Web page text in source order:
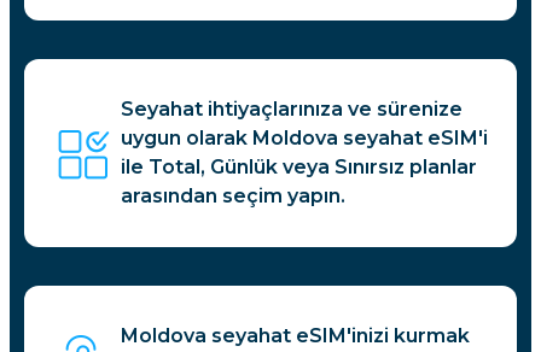
Seyahat ihtiyaçlarınıza ve sürenize
uygun olarak Moldova seyahat eSIM'i
ile Total, Günlük veya Sınırsız planlar
arasından seçim yapın.
Moldova seyahat eSIM'inizi kurmak